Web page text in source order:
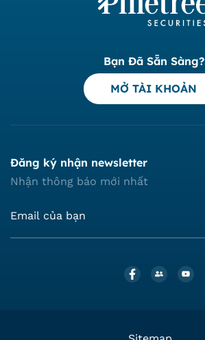
Bạn Đã Sẵn Sàng?
MỞ TÀI KHOẢN
Đăng ký nhận newsletter
Nhận thông báo mới nhất